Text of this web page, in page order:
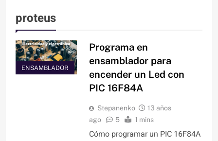
proteus
ENSAMBLADOR
Programa en
ensamblador para
encender un Led con
PIC 16F84A
Stepanenko
13 años
ago
5 1 mins
Cómo programar un PIC 16F84A